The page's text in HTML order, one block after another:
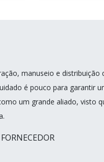
manuseio e distribuição
é pouco para garantir
um grande aliado, visto